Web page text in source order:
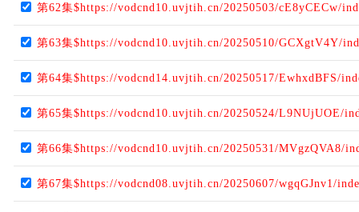
第62集$https://vodcnd10.uvjtih.cn/20250503/cE8yCECw/
第63集$https://vodcnd10.uvjtih.cn/20250510/GCXgtV4Y/
第64集$https://vodcnd14.uvjtih.cn/20250517/EwhxdBFS/
第65集$https://vodcnd10.uvjtih.cn/20250524/L9NUjUOE/
第66集$https://vodcnd10.uvjtih.cn/20250531/MVgzQVA8/
第67集$https://vodcnd08.uvjtih.cn/20250607/wgqGJnv1/